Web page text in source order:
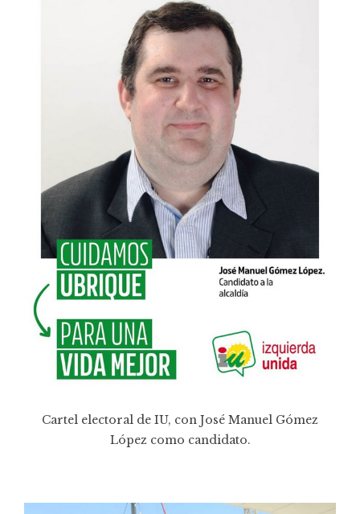
Cartel electoral de IU, con José Manuel Gómez
López como candidato.